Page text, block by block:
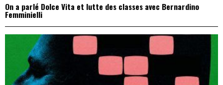
On a parlé Dolce Vita et lutte des classes avec Bernardino
Femminielli